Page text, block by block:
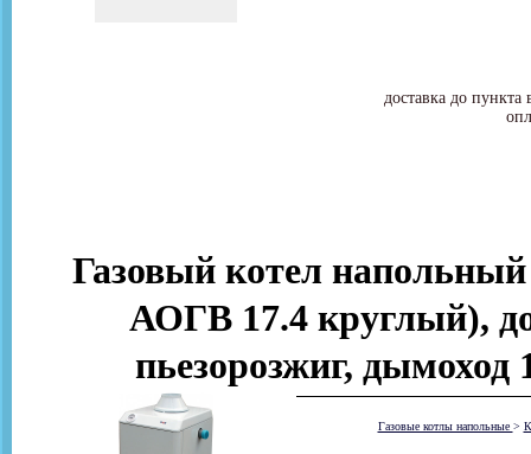
доставка до
Газовый котел
АОГВ 17.4 круглый),
пьезорозжиг,
Газовые котлы напольные >